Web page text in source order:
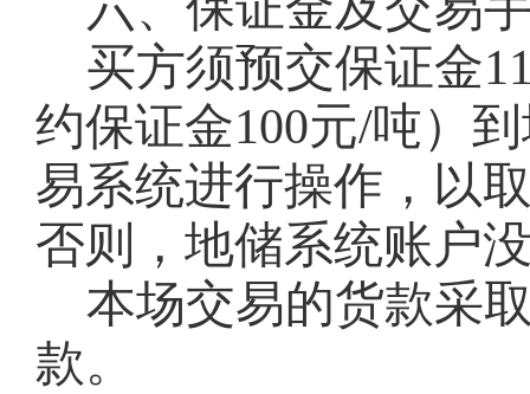
买方须预交保证金
约保证金100元/吨）
易系统进行操作，以
否则，地储系统账户
本场交易的货款采
款。